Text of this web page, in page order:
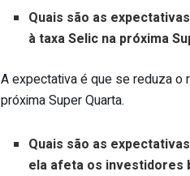
Quais são as
à taxa Selic na próxima
A expectativa é que se reduza o
próxima Super Quarta.
Quais são as
ela afeta os investidores